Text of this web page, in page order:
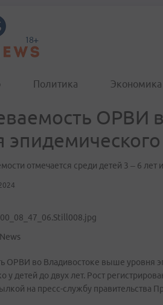
Политика Экономика
ОРВИ
отмечается среди детей 3 – 6 лет
ОРВИ во Владивостоке выше уровня
у детей до двух лет. Рост
на пресс-службу правительства